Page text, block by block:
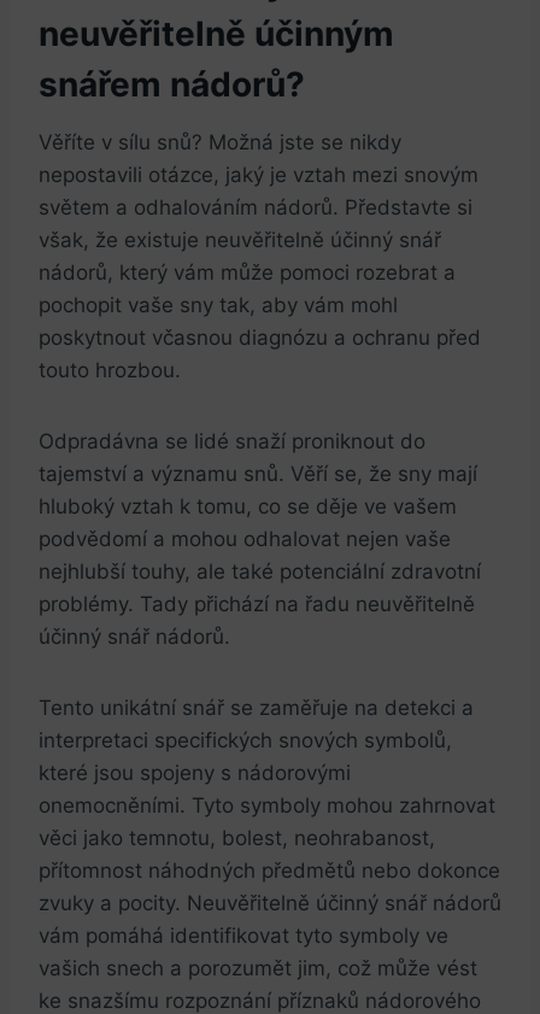
neuvěřitelně​ účinným
snářem nádorů?
Věříte v ⁤sílu⁢ snů?⁤ Možná⁤ jste se ⁤nikdy
nepostavili‌ otázce, jaký ⁣je vztah mezi snovým
světem ‌a odhalováním nádorů.⁣ Představte si
však, že ⁤existuje ‌neuvěřitelně účinný snář
nádorů, který ⁤vám ⁢může pomoci rozebrat a
pochopit ⁤vaše⁣ sny tak, aby vám mohl
poskytnout včasnou diagnózu a‌ ochranu před
touto hrozbou.
Odpradávna se lidé ⁤snaží proniknout do
tajemství a významu snů. Věří‌ se,⁣ že sny mají⁣
hluboký vztah⁤ k tomu, co⁢ se děje ve⁤ vašem
podvědomí⁢ a mohou odhalovat nejen ‌vaše
⁢nejhlubší touhy, ale také potenciální zdravotní
problémy. Tady přichází na řadu⁤ neuvěřitelně
účinný snář nádorů.
Tento unikátní ​snář se zaměřuje na detekci a
interpretaci specifických snových symbolů,
které jsou spojeny s nádorovými
onemocněními. Tyto ​symboly ​mohou​ zahrnovat
věci jako temnotu,‍ bolest, ⁢neohrabanost,
přítomnost náhodných⁤ předmětů nebo dokonce⁢
zvuky a pocity.‌ Neuvěřitelně ⁣účinný snář nádorů⁤
vám pomáhá⁣ identifikovat tyto‌ symboly ve
vašich snech a ​porozumět jim,‍ což může vést
‍ke ⁣snazšímu⁣ rozpoznání ‌příznaků nádorového